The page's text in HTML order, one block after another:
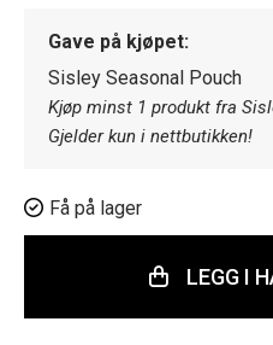
Gave på kjøpet:
Sisley Seasonal Pouch
Kjøp minst 1 produkt fra
Gjelder kun i nettbutikken!
Få på lager
LEGG I